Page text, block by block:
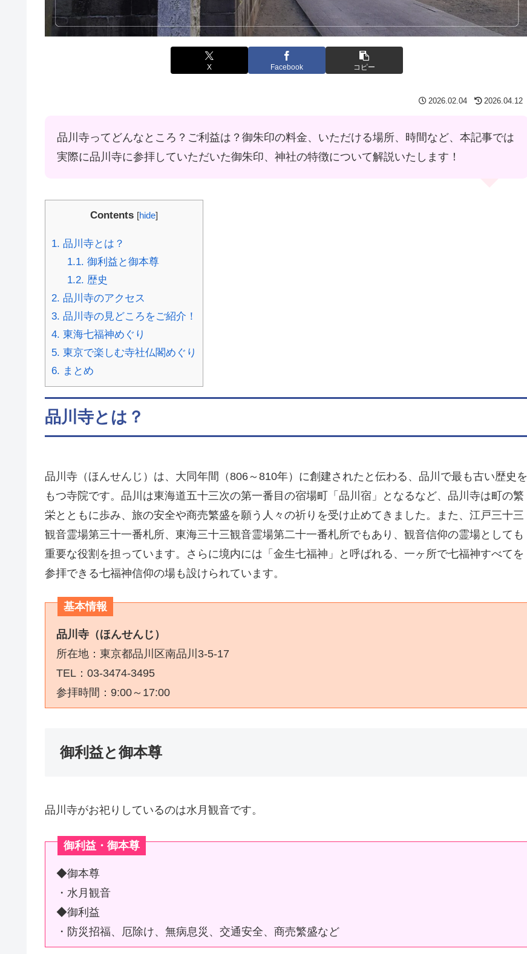
X Facebook コピー
2026.02.04 2026.04.12
品川寺ってどんなところ？ご利益は？御朱印の料金、いただける場所、時間など、本記事では
実際に品川寺に参拝していただいた御朱印、神社の特徴について解説いたします！
Contents [hide]
1. 品川寺とは？
1.1. 御利益と御本尊
1.2. 歴史
2. 品川寺のアクセス
3. 品川寺の見どころをご紹介！
4. 東海七福神めぐり
5. 東京で楽しむ寺社仏閣めぐり
6. まとめ
品川寺とは？
品川寺（ほんせんじ）は、大同年間（806～810年）に創建されたと伝わる、品川で最も古い歴史を
もつ寺院です。品川は東海道五十三次の第一番目の宿場町「品川宿」となるなど、品川寺は町の繁
栄とともに歩み、旅の安全や商売繁盛を願う人々の祈りを受け止めてきました。また、江戸三十三
観音霊場第三十一番札所、東海三十三観音霊場第二十一番札所でもあり、観音信仰の霊場としても
重要な役割を担っています。さらに境内には「金生七福神」と呼ばれる、一ヶ所で七福神すべてを
参拝できる七福神信仰の場も設けられています。
基本情報
品川寺（ほんせんじ）
所在地：東京都品川区南品川3-5-17
TEL：03-3474-3495
参拝時間：9:00～17:00
御利益と御本尊
品川寺がお祀りしているのは水月観音です。
御利益・御本尊
◆御本尊
・水月観音
◆御利益
・防災招福、厄除け、無病息災、交通安全、商売繁盛など